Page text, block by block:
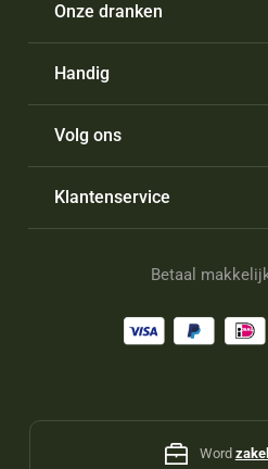
Onze dranken
Handig
Volg ons
Klantenservice
Betaal
Word